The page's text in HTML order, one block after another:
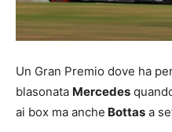
Un Gran Premio dove ha
blasonata Mercedes
ai box ma anche Bottas a